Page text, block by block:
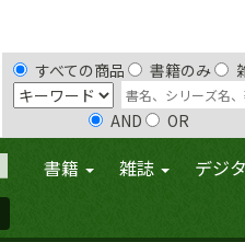
すべての商品 書籍のみ
AND OR
書籍 雑誌 デジ